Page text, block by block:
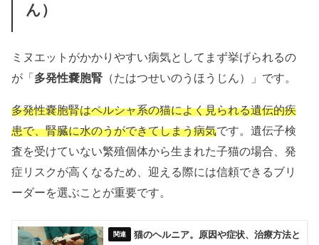
ん）
ミヌエットがかかりやすい病気としてまず挙げられるの
が「多発性嚢胞腎 （たはつせいのうほうじん）」です。
多発性嚢胞腎はペルシャ系の猫によく見られる遺伝的疾
患で、腎臓に水のうができてしまう病気です。遺伝子検
査を受けていない繁殖個体から生まれた子猫の場合、発
症リスクが高くなるため、迎える際には信頼できるブリ
ーダーを選ぶことが重要です。
猫のヘルニア。原因や症状、治療方法と